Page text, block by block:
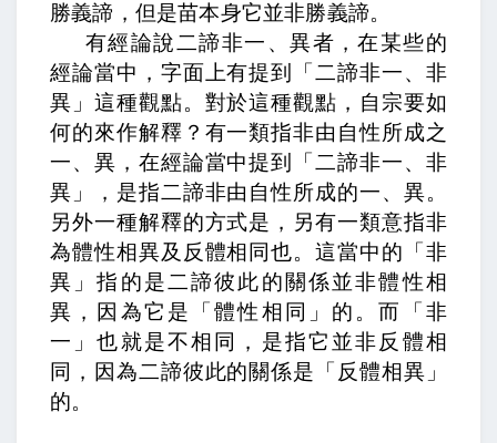
勝義諦，但是苗本身它並非勝義諦。
有經論說二諦非一、異者，在某些的
經論當中，字面上有提到「二諦非一、非
異」這種觀點。對於這種觀點，自宗要如
何的來作解釋？ 有一類指非由自性所成之
一、異， 在經論當中提到「二諦非一、非
異」，是指二諦非由自性所成的一、異。
另外一種解釋的方式是， 另有一類意指非
為體性相異及反體相同也。這當中的「非
異」指的是二諦彼此的關係並非體性相
異，因為它是「體性相同」的。而「非
一」也就是不相同，是指它並非反體相
同，因為二諦彼此的關係是「反體相異」
的。